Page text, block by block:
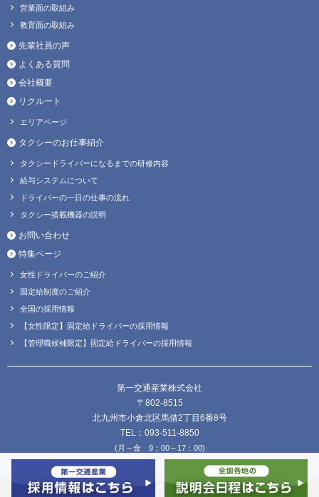
営業面の取組み
教育面の取組み
先輩社員の声
よくある質問
会社概要
リクルート
エリアページ
タクシーのお仕事紹介
タクシードライバーになるまでの研修内容
給与システムについて
ドライバーの一日の仕事の流れ
タクシー搭載機器の説明
お問い合わせ
特集ページ
女性ドライバーのご紹介
固定給制度のご紹介
全国の採用情報
【女性限定】固定給ドライバーの採用情報
【管理職候補限定】固定給ドライバーの採用情報
第一交通産業株式会社
〒802-8515
北九州市小倉北区馬借2丁目6番8号
TEL：093-511-8850
(月～金 9：00～17：00)
FAX：093-511-8838
Copyright © DAIICHI KOUTSU SANGYO Co.,Ltd. all Rights Reserved.